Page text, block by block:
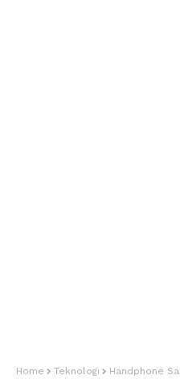
Home Teknologi Handphone